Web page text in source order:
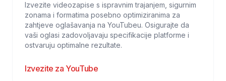
Izvezite videozapise s ispravnim trajanjem, sigurnim
zonama i formatima posebno optimiziranima za
zahtjeve oglašavanja na YouTubeu. Osigurajte da
vaši oglasi zadovoljavaju specifikacije platforme i
ostvaruju optimalne rezultate.
Izvezite za YouTube